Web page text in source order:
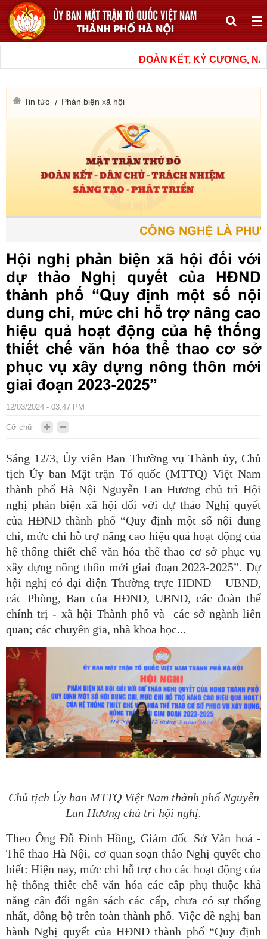
ĐOÀN KẾT, KỶ CƯƠNG,
Tin tức Phản biện xã hội
CÔNG NGHỆ LÀ
Hội nghị phản biện xã hội đối với
dự thảo Nghị quyết của HĐND
thành phố “Quy định một số nội
dung chi, mức chi hỗ trợ nâng cao
hiệu quả hoạt động của hệ thống
thiết chế văn hóa thể thao cơ sở
phục vụ xây dựng nông thôn mới
giai đoạn 2023-2025”
12/03/2024 - 03:47 PM
Cỡ chữ
Sáng 12/3, Ủy viên Ban Thường vụ Thành ủy, Chủ
tịch Ủy ban Mặt trận Tổ quốc (MTTQ) Việt Nam
thành phố Hà Nội Nguyễn Lan Hương chủ trì Hội
nghị phản biện xã hội đối với dự thảo Nghị quyết
của HĐND thành phố “Quy định một số nội dung
chi, mức chi hỗ trợ nâng cao hiệu quả hoạt động của
hệ thống thiết chế văn hóa thể thao cơ sở phục vụ
xây dựng nông thôn mới giai đoạn 2023-2025”. Dự
hội nghị có đại diện Thường trực HĐND – UBND,
các Phòng, Ban của HĐND, UBND, các đoàn thể
chính trị - xã hội Thành phố và các sở ngành liên
quan; các chuyên gia, nhà khoa học...
Chủ tịch Ủy ban MTTQ Việt Nam thành phố Nguyễn
Lan Hương chủ trì hội nghị.
Theo Ông Đỗ Đình Hồng, Giám đốc Sở Văn hoá -
Thể thao Hà Nội, cơ quan soạn thảo Nghị quyết cho
biết: Hiện nay, mức chi hỗ trợ cho các hoạt động của
hệ thống thiết chế văn hóa các cấp phụ thuộc khả
năng cân đối ngân sách các cấp, chưa có sự thống
nhất, đồng bộ trên toàn thành phố. Việc đề nghị ban
hành Nghị quyết của HĐND thành phố “Quy định